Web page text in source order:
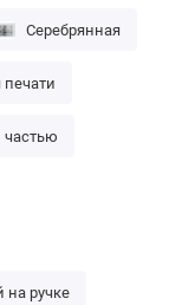
Серебрянная
частью
на ручке